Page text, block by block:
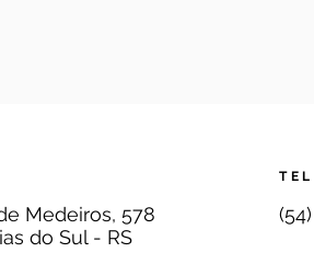
Medeiros, 578
do Sul - RS